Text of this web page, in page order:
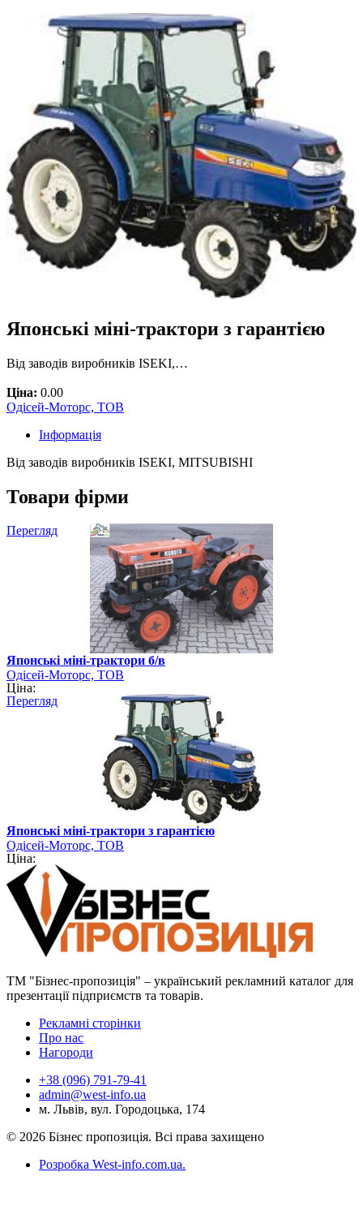
Японські міні-трактори з гарантією
Від заводів виробників ISEKI,…
Ціна: 0.00
Одісей-Моторс, ТОВ
Інформація
Від заводів виробників ISEKI, MITSUBISHI
Товари фірми
Перегляд
Японські міні-трактори б/в
Одісей-Моторс, ТОВ
Ціна:
Перегляд
Японські міні-трактори з гарантією
Одісей-Моторс, ТОВ
Ціна:
ТМ "Бізнес-пропозиція" – український рекламний каталог для
презентації підприємств та товарів.
Рекламні сторінки
Про нас
Нагороди
+38 (096) 791-79-41
admin@west-info.ua
м. Львів, вул. Городоцька, 174
© 2026 Бізнес пропозиція. Всі права захищено
Розробка West-info.com.ua.